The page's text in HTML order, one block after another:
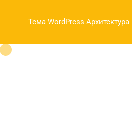
Тема WordPress Архитектура